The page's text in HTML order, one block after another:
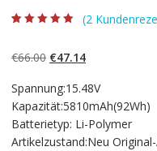
basierend auf
Kundenbewert
(2
€66.00 Ursprünglicher
war:
€66.00
€47.14Aktueller
ist:
€47.14.
Spannung:15.48V
Kapazität:5810mAh(92Wh)
Batterietyp: Li-Polymer
Artikelzustand:Neu